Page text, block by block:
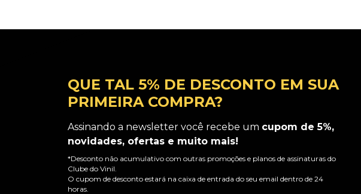
QUE TAL 5% DE DESCONTO EM SUA
PRIMEIRA COMPRA?
Assinando a newsletter você recebe um cupom de 5%,
novidades, ofertas e muito mais!
*Desconto não acumulativo com outras promoções e planos de assinaturas do
Clube do Vinil.
O cupom de desconto estará na caixa de entrada do seu email dentro de 24
horas.